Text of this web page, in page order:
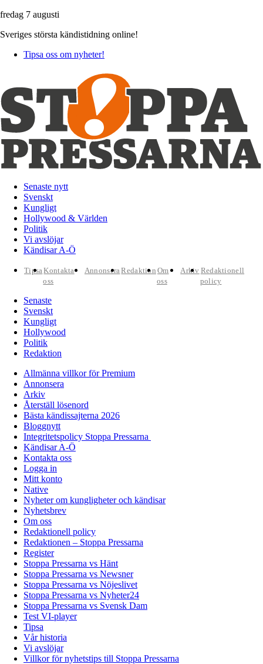
fredag 7 augusti
Sveriges största kändistidning online!
Tipsa oss om nyheter!
Senaste nytt
Svenskt
Kungligt
Hollywood & Världen
Politik
Vi avslöjar
Kändisar A-Ö
TipsaKontakta
oss
AnnonseraRedaktion Om
oss
Arkiv Redaktionell
policy
Senaste
Svenskt
Kungligt
Hollywood
Politik
Redaktion
Allmänna villkor för Premium
Annonsera
Arkiv
Återställ lösenord
Bästa kändissajterna 2026
Bloggnytt
Integritetspolicy Stoppa Pressarna
Kändisar A-Ö
Kontakta oss
Logga in
Mitt konto
Native
Nyheter om kungligheter och kändisar
Nyhetsbrev
Om oss
Redaktionell policy
Redaktionen – Stoppa Pressarna
Register
Stoppa Pressarna vs Hänt
Stoppa Pressarna vs Newsner
Stoppa Pressarna vs Nöjeslivet
Stoppa Pressarna vs Nyheter24
Stoppa Pressarna vs Svensk Dam
Test VI-player
Tipsa
Vår historia
Vi avslöjar
Villkor för nyhetstips till Stoppa Pressarna